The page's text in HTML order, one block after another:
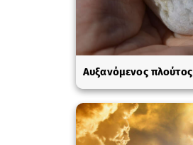
Αυξανόμενος πλούτος